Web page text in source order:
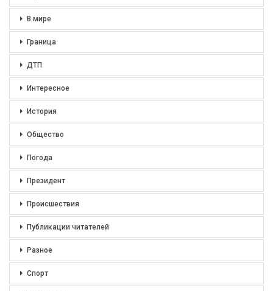
В мире
Граница
ДТП
Интересное
История
Общество
Погода
Президент
Происшествия
Публикации читателей
Разное
Спорт